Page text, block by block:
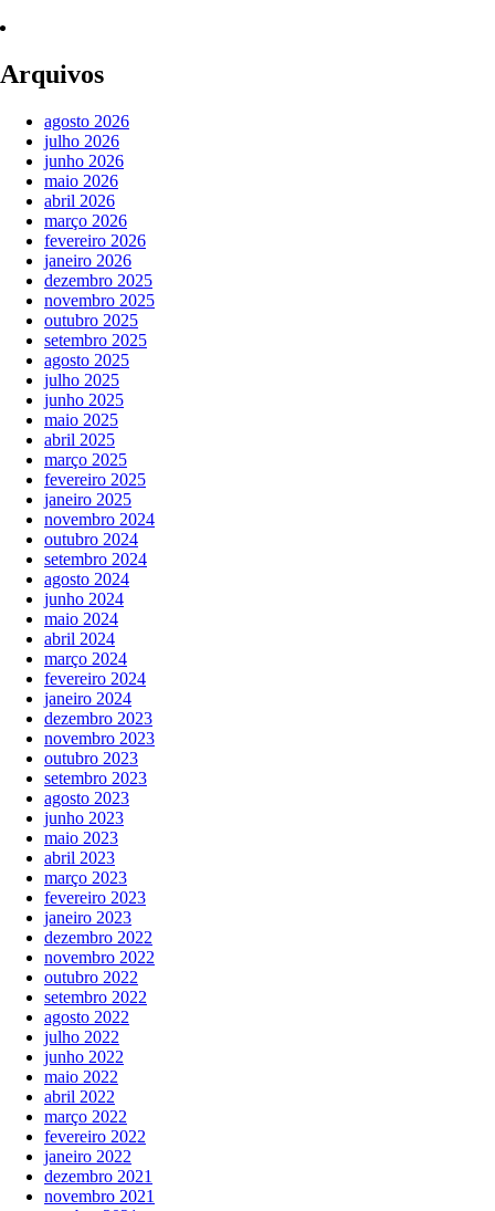
Arquivos
agosto 2026
julho 2026
junho 2026
maio 2026
abril 2026
março 2026
fevereiro 2026
janeiro 2026
dezembro 2025
novembro 2025
outubro 2025
setembro 2025
agosto 2025
julho 2025
junho 2025
maio 2025
abril 2025
março 2025
fevereiro 2025
janeiro 2025
novembro 2024
outubro 2024
setembro 2024
agosto 2024
junho 2024
maio 2024
abril 2024
março 2024
fevereiro 2024
janeiro 2024
dezembro 2023
novembro 2023
outubro 2023
setembro 2023
agosto 2023
junho 2023
maio 2023
abril 2023
março 2023
fevereiro 2023
janeiro 2023
dezembro 2022
novembro 2022
outubro 2022
setembro 2022
agosto 2022
julho 2022
junho 2022
maio 2022
abril 2022
março 2022
fevereiro 2022
janeiro 2022
dezembro 2021
novembro 2021